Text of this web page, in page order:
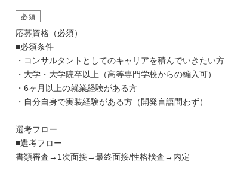
必須
応募資格（必須）
■必須条件
・コンサルタントとしてのキャリアを積んでいきたい方
・大学・大学院卒以上（高等専門学校からの編入可）
・6ヶ月以上の就業経験がある方
・自分自身で実装経験がある方（開発言語問わず）
選考フロー
■選考フロー
書類審査→1次面接→最終面接/性格検査→内定